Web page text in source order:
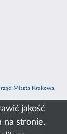
jakość
na stronie.
Miasta Krakowa,